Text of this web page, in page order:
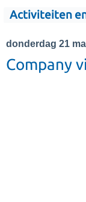
Activiteiten
donderdag 21
Company